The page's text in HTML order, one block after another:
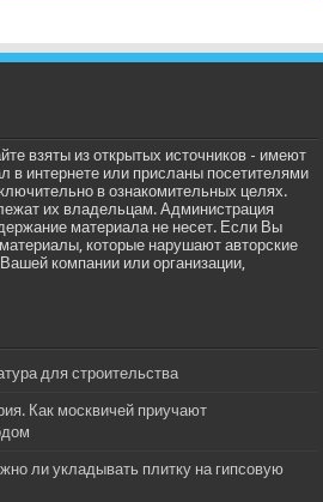
взяты из открытых источников - имеют
в интернете или присланы посетителями
в ознакомительных целях.
их владельцам. Администрация
материала не несет. Если Вы
которые нарушают авторские
компании или организации,
для строительства
Как москвичей приучают
ли укладывать плитку на гипсовую